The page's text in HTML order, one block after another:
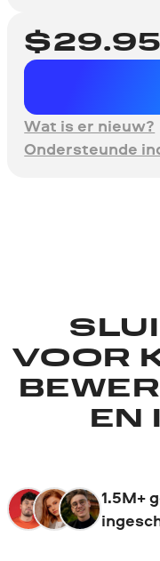
$29.95
Wat is er nieuw?
Ondersteunde
VOOR
EN
1.5M+